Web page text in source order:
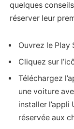
quelques
réserver leur
Ouvrez le Play
Cliquez sur
Téléchargez
une voiture
installer l’appli
réservée aux